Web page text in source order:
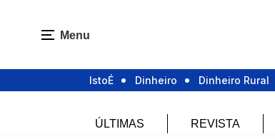
Menu
IstoÉ Dinheiro Dinheiro Rural
ÚLTIMAS REVISTA